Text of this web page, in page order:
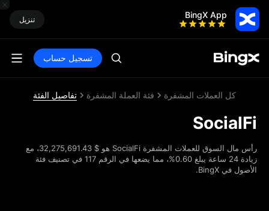
BingX App تنزيل
تسجيل حساب
كل العملات المشفرة فئة العملة المشفرة تفاصيل الفئة
SocialFi
رأس مال السوق للعملات المشفرة SocialFi هو $ 32,275,691.43، مع
زيادة 24 ساعة يبلغ 0.60%، مما يضعها في الرقم 117 في تصنيف فئة
الأصول في BingX.